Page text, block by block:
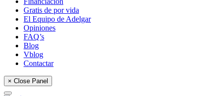
Gratis de por vida
El Equipo de Adelgar
Opiniones
FAQ’s
Blog
Vblog
Contactar
× Close Panel